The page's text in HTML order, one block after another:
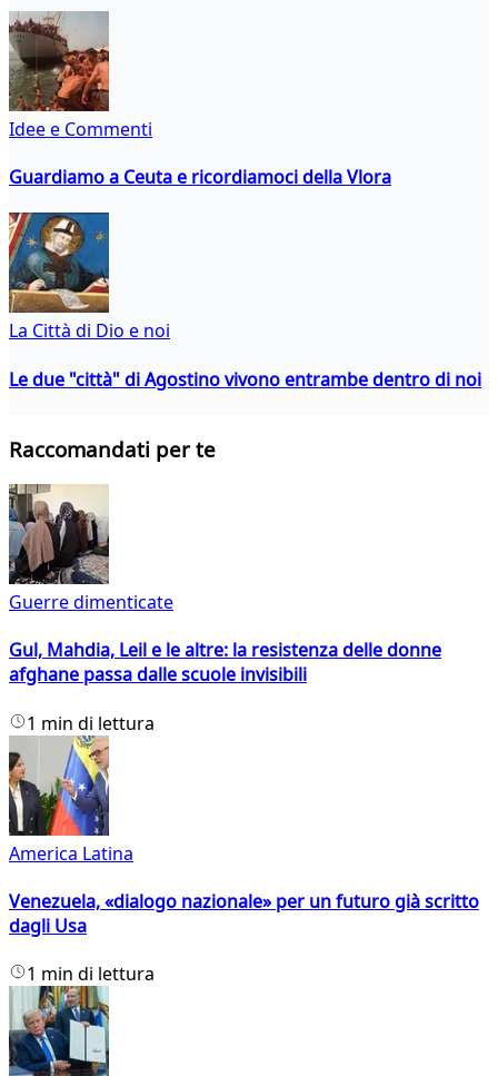
Idee e Commenti
Guardiamo a Ceuta e ricordiamoci della Vlora
La Città di Dio e noi
Le due "città" di Agostino vivono entrambe dentro di noi
Raccomandati per te
Guerre dimenticate
Gul, Mahdia, Leil e le altre: la resistenza delle donne
afghane passa dalle scuole invisibili
1 min di lettura
America Latina
Venezuela, «dialogo nazionale» per un futuro già scritto
dagli Usa
1 min di lettura